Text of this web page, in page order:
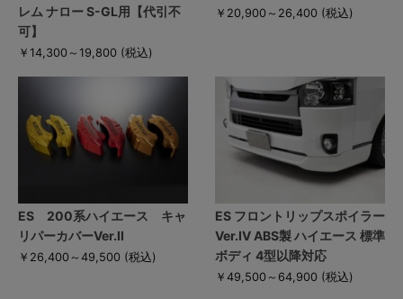
レム ナロー S-GL用【代引不
可】
￥14,300～19,800 (税込)
￥20,900～26,400 (税込)
ES 200系ハイエース キャ
リパーカバーVer.II
￥26,400～49,500 (税込)
ES フロントリップスポイラー
Ver.IV ABS製 ハイエース 標準
ボディ 4型以降対応
￥49,500～64,900 (税込)